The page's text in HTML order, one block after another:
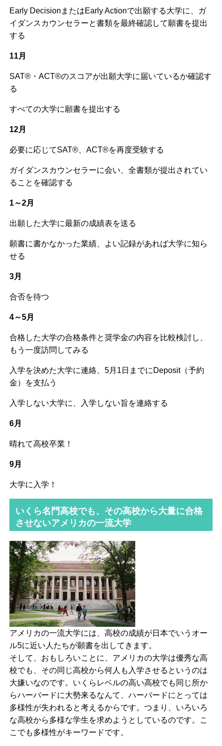
Early DecisionまたはEarly Actionで出願する大学に、ガ
イダンスカウンセラーと書類を最終確認して願書を提出
する
11月
SAT®・ACT®のスコアが出願大学に届いているか確認す
る
すべての大学に願書を提出する
12月
必要に応じてSAT®、ACT®を再度受験する
ガイダンスカウンセラーに会い、全書類が提出されてい
ることを確認する
1～2月
出願した大学に最新の成績表を送る
願書に書かなかった業績、よい記録があれば大学に知ら
せる
3月
合否を待つ
4～5月
合格した大学の合格条件と奨学金の内容を比較検討し、
もう一度訪問してみる
入学を決めた大学に連絡、5月1日までにDeposit（予約
金）を支払う
入学しない大学に、入学しない旨を連絡する
6月
晴れて高校卒業！
9月
大学に入学！
いくら名門高校でも、その高校から大量に合格
させないアメリカの一流大学
アメリカの一流大学には、高校の成績が日本でいうオー
ル5に近い人たちが願書を出してきます。
そして、おもしろいことに、アメリカの大学は優秀な高
校でも、その同じ高校から何人も入学させるというのは
大嫌いなのです。いくらレベルの高い高校でも同じ所か
らハーバードに大勢来るなんて、ハーバードにとっては
多様性が失われると考えるからです。つまり、いろいろ
な高校から多様な学生を求めようとしているのです。こ
こでも多様性がキーワードです。